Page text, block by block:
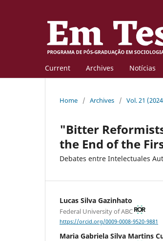
Current Archives Notícias
Home / Archives / Vol. 21
"Bitter
the End of the
Debates entre Intelectuales
Lucas Silva Gazinhato
Federal University of ABC
https://orcid.org/0009-0008-9520-9881
Maria Gabriela Silva Martins